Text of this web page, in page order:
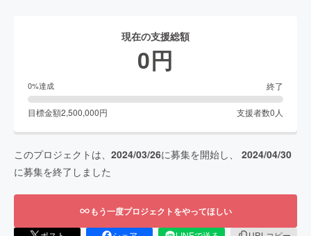
現在の支援総額
0円
0%達成 終了
目標金額2,500,000円 支援者数0 人
このプロジェクトは、 2024/03/26に募集を開始し、 2024/04/30
に募集を終了しました
もう一度プロジェクトをやってほしい